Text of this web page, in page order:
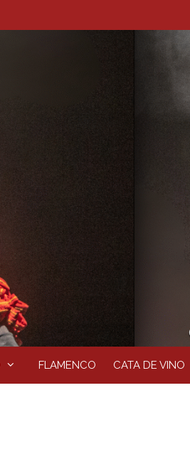
FLAMENCO CATA DE VINO